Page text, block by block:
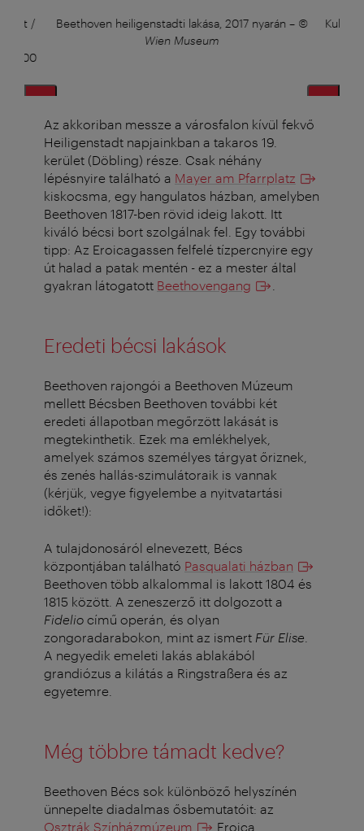
/
Beethoven heiligenstadti lakása, 2017 nyarán – ©
Wien Museum
Kulcs
Az akkoriban messze a városfalon kívül fekvő
Heiligenstadt napjainkban a takaros 19.
kerület (Döbling) része. Csak néhány
lépésnyire található a Mayer am Pfarrplatz
kiskocsma, egy hangulatos házban, amelyben
Beethoven 1817-ben rövid ideig lakott. Itt
kiváló bécsi bort szolgálnak fel. Egy további
tipp: Az Eroicagassen felfelé tízpercnyire egy
út halad a patak mentén - ez a mester által
gyakran látogatott Beethovengang
Eredeti bécsi lakások
Beethoven rajongói a Beethoven Múzeum
mellett Bécsben Beethoven további két
eredeti állapotban megőrzött lakását is
megtekinthetik. Ezek ma emlékhelyek,
amelyek számos személyes tárgyat őriznek,
és zenés hallás-szimulátoraik is vannak
(kérjük, vegye figyelembe a nyitvatartási
időket!):
A tulajdonosáról elnevezett, Bécs
központjában található Pasqualati házban
Beethoven több alkalommal is lakott 1804 és
1815 között. A zeneszerző itt dolgozott a
Fidelio című operán, és olyan
zongoradarabokon, mint az ismert Für Elise
A negyedik emeleti lakás ablakából
grandiózus a kilátás a Ringstraßera és az
egyetemre.
Még többre támadt kedve?
Beethoven Bécs sok különböző helyszínén
ünnepelte diadalmas ősbemutatóit: az
Osztrák Színházmúzeum
Eroica